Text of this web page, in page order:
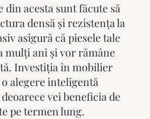
acesta sunt făcute să
densă și rezistența la
asigură că piesele tale
mulți ani și vor rămâne
Investiția înmobilier
alegere inteligentă
vei beneficia de
pe termen lung.